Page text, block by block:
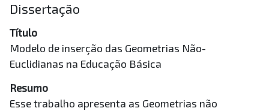
Dissertação
Título
Modelo de inserção das Geometrias Não-
Euclidianas na Educação Básica
Resumo
Esse trabalho apresenta as Geometrias não